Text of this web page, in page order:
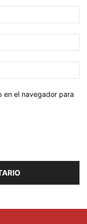
en el navegador para